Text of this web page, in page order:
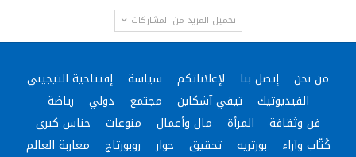
تحميل المزيد من المشاركات
من نحن إتصل بنا لإعلاناتكم سياسة
إفتتاحية التيجيني
الفيديوتيك
تيفي آشكاين مجتمع دولي
رياضة
فن وثقافة
المرأة مال وأعمال منوعات
جناس كبرى
كُتّاب وآراء
بورتريه تحقيق حوار روبورتاج مغاربة العالم